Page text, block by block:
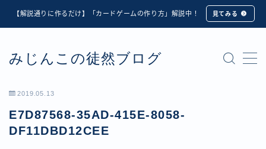
【解説通りに作るだけ】「カードゲームの作り方」解説中！ 見てみる
みじんこの徒然ブログ
★修正版★【Unity カードゲーム】オンライン対戦機能
【ダイスバトルガールズ】EXECUTION CALL ―執行者
たちの招待状― イベント詳細
2019.05.13
E7D87568-35AD-415E-8058-
DF11DBD12CEE